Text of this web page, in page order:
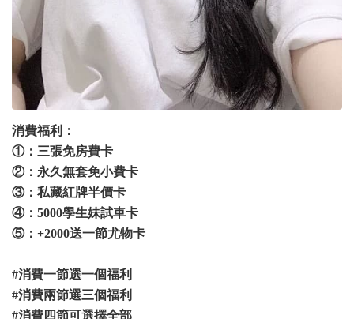
消費福利：
①：三張免房費卡
②：永久無套免小費卡
③：私藏紅牌半價卡
④：5000學生妹試車卡
⑤：+2000送一節尤物卡
#消費一節選一個福利
#消費兩節選三個福利
#消費四節可選擇全部